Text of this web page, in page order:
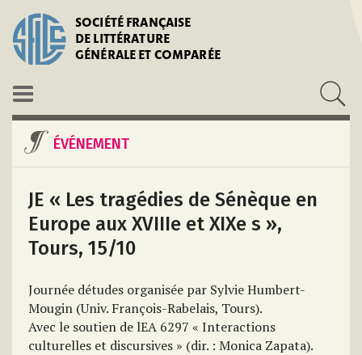
SOCIÉTÉ FRANÇAISE
DE LITTÉRATURE
GÉNÉRALE ET COMPARÉE
ÉVÉNEMENT
JE « Les tragédies de Sénèque en
Europe aux XVIIIe et XIXe s »,
Tours, 15/10
Journée détudes organisée par Sylvie Humbert-
Mougin (Univ. François-Rabelais, Tours).
Avec le soutien de lEA 6297 « Interactions
culturelles et discursives » (dir. : Monica Zapata).